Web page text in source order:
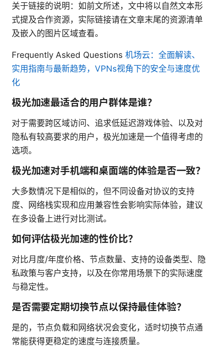
关于链接的说明：如前文所述，文中将以自然文本形
式提及合作资源，实际链接请在文章末尾的资源清单
及嵌入的图片区域查看。
Frequently Asked Questions 机场云：全面解读、
实用指南与最新趋势，VPNs视角下的安全与速度优
化
极光加速最适合的用户群体是谁？
对于需要跨区域访问、追求低延迟游戏体验、以及对
隐私有较高要求的用户，极光加速是一个值得考虑的
选项。
极光加速对手机端和桌面端的体验是否一致？
大多数情况下是相似的，但不同设备对协议的支持
度、网络栈实现和应用兼容性会影响实际体验，建议
在多设备上进行对比测试。
如何评估极光加速的性价比？
对比月度/年度价格、节点数量、支持的设备类型、隐
私政策与客户支持，以及在你常用场景下的实际速度
与稳定性。
是否需要定期切换节点以保持最佳体验？
是的，节点负载和网络状况会变化，适时切换节点通
常能获得更稳定的速度与连接质量。